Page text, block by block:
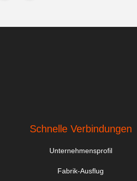
Schnelle Verbindungen
Unternehmensprofil
Fabrik-Ausflug